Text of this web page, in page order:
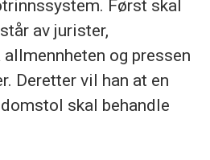
Først skal
av jurister,
og pressen
Deretter vil han at en
skal behandle